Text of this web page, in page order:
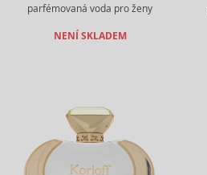
parfémovaná voda pro ženy
NENÍ SKLADEM